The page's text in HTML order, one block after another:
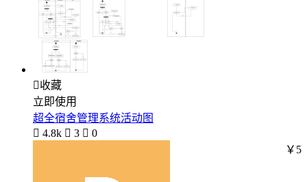
收藏
立即使用
超全宿舍管理系统活动图
 4.8k  3  0
￥5